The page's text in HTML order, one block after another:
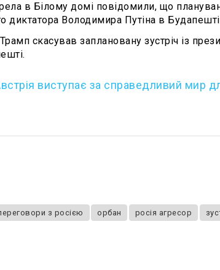
в Білому домі повідомили, що
Володимира Путіна в Будапешті
скасував заплановану зустріч із
виступає за справедливий мир
з росією орбан росія агресор